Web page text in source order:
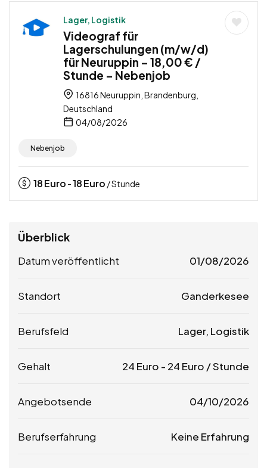
Lager, Logistik
Videograf für
Lagerschulungen (m/w/d)
für Neuruppin – 18,00 € /
Stunde – Nebenjob
16816 Neuruppin, Brandenburg,
Deutschland
04/08/2026
Nebenjob
18Euro -18Euro / Stunde
Überblick
Datum veröffentlicht 01/08/2026
Standort Ganderkesee
Berufsfeld Lager, Logistik
Gehalt 24 Euro - 24 Euro / Stunde
Angebotsende 04/10/2026
Berufserfahrung Keine Erfahrung